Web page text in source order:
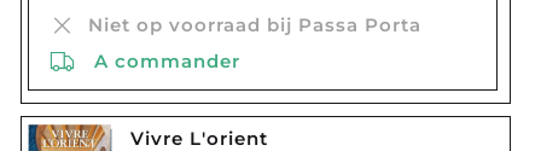
Niet op voorraad bij Passa Porta
A commander
Vivre L'orient